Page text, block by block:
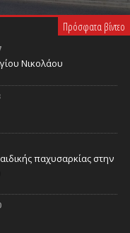
Πρόσφατα βίντεο
Νικολάου
παχυσαρκίας στην